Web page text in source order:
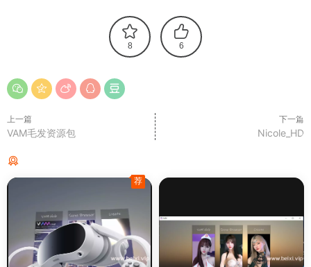
8 6
上一篇
VAM毛发资源包
下一篇
Nicole_HD
荐